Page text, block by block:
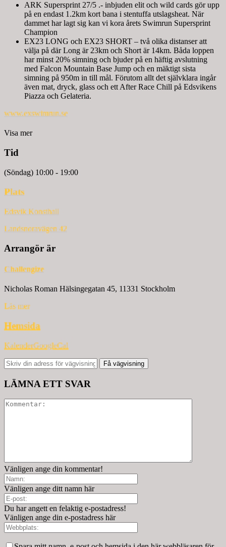
ARK Supersprint 27/5 .- inbjuden elit och wild cards gör upp
på en endast 1.2km kort bana i stentuffa utslagsheat. När
dammet har lagt sig kan vi kora årets Swimrun Supersprint
Champion
EX23 LONG och EX23 SHORT – två olika distanser att
välja på där Long är 23km och Short är 14km. Båda loppen
har minst 20% simning och bjuder på en häftig avslutning
med Falcon Mountain Base Jump och en mäktigt sista
simning på 950m in till mål. Förutom allt det självklara ingår
även mat, dryck, glass och ett After Race Chill på Edsvikens
Piazza och Gelateria.
www.exswimrun.se
Visa mer
Tid
(Söndag) 10:00 - 19:00
Plats
Edsvik Konsthall
Landsnoravägen 42
Arrangör är
Challengize
Nicholas Roman Hälsingegatan 45, 11331 Stockholm
Läs mer
Hemsida
KalenderGoogleCal
Få vägvisning
LÄMNA ETT SVAR
Vänligen ange din kommentar!
Vänligen ange ditt namn här
Du har angett en felaktig e-postadress!
Vänligen ange din e-postadress här